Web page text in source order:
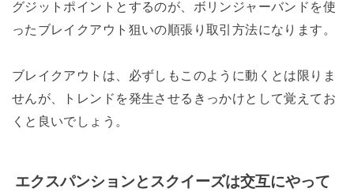
グジットポイントとするのが、ボリンジャーバンドを使
ったブレイクアウト狙いの順張り取引方法になります。
ブレイクアウトは、必ずしもこのように動くとは限りま
せんが、トレンドを発生させるきっかけとして覚えてお
くと良いでしょう。
エクスパンションとスクイーズは交互にやって